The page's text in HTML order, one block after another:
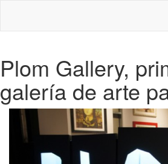
Plom Gallery,
galería de arte